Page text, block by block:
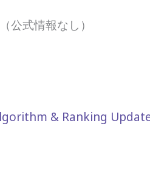
公式情報なし）
& Ranking